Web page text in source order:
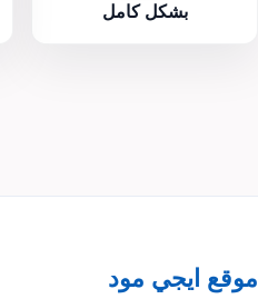
بشكل كامل
موقع ايجي مود